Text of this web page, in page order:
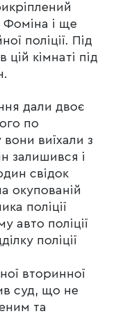
Фоміна і ще
поліції. Під
кімнаті під
дали двоє
по
вони виїхали з
залишився і
свідок
окупованій
поліції
авто поліції
поліції
вторинної
суд, що не
та